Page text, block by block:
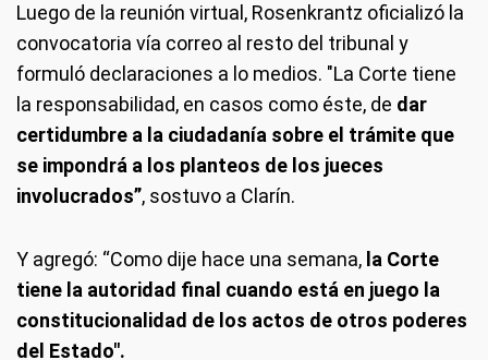
Luego de la reunión virtual, Rosenkrantz oficializó la
convocatoria vía correo al resto del tribunal y
formuló declaraciones a lo medios. "La Corte tiene
la responsabilidad, en casos como éste, de dar
certidumbre a la ciudadanía sobre el trámite que
se impondrá a los planteos de los jueces
involucrados”, sostuvo a Clarín.
Y agregó: “Como dije hace una semana, la Corte
tiene la autoridad final cuando está en juego la
constitucionalidad de los actos de otros poderes
del Estado".